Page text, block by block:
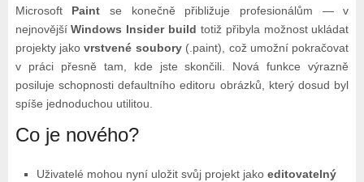
Microsoft Paint se konečně přibližuje profesionálům — v
nejnovějšíWindows Insider build totiž přibyla možnost ukládat
projekty jakovrstvené soubory(.paint), což umožní pokračovat
v práci přesně tam, kde jste skončili. Nová funkce výrazně
posiluje schopnosti defaultního editoru obrázků, který dosud byl
spíše jednoduchou utilitou.
Co je nového?
Uživatelé mohou nyní uložit svůj projekt jakoeditovatelný